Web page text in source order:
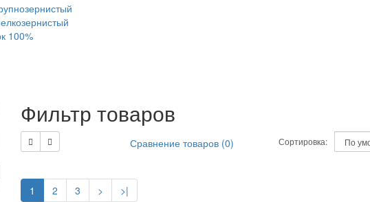
100%
Фильтр товаров
Сравнение товаров (0) Сортировка:
1 2 3 > >|